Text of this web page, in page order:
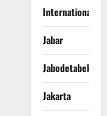
International
Jabar
Jabodetabek
Jakarta